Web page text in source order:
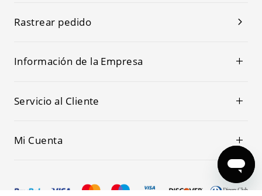
Rastrear pedido
Información de la Empresa
Servicio al Cliente
Mi Cuenta